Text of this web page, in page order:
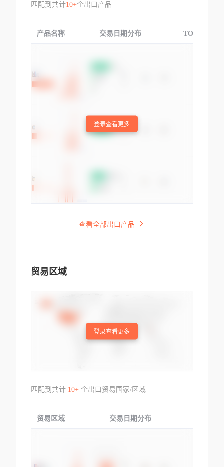
匹配到共计10+个出口产品
产品名称 交易日期分布 TOP3交易国
登录查看更多
查看全部出口产品
贸易区域
登录查看更多
匹配到共计 10+个出口贸易国家/区域
贸易区域 交易日期分布